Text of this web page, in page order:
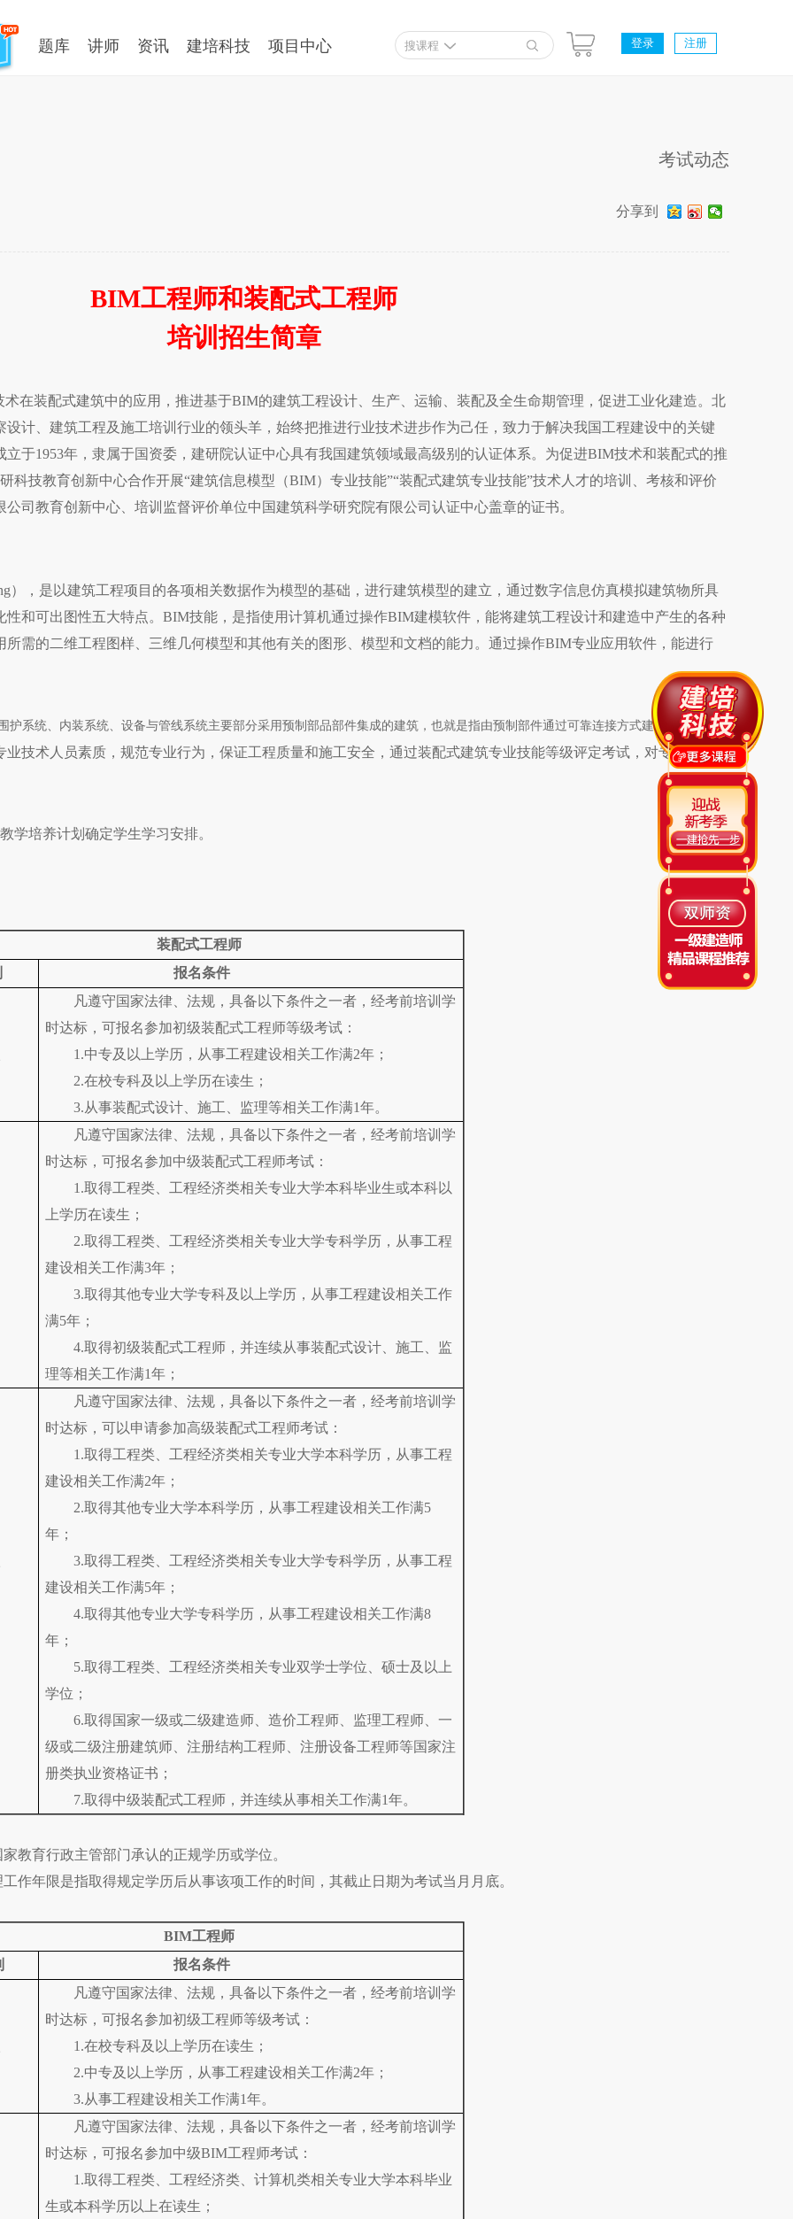
题库 讲师 资讯 建培科技 项目中心 搜课程 登录 注册
考试动态
分享到
BIM工程师和装配式工程师
培训招生简章
在装配式建筑中的应用，推进基于BIM的建筑工程设计、生产、运输、装配及全生命期管理，促进工业化建造。北
计、建筑工程及施工培训行业的领头羊，始终把推进行业技术进步作为己任，致力于解决我国工程建设中的关键
于1953年，隶属于国资委，建研院认证中心具有我国建筑领域最高级别的认证体系。为促进BIM技术和装配式的推
科技教育创新中心合作开展“建筑信息模型（BIM）专业技能”“装配式建筑专业技能”技术人才的培训、考核和评价
司教育创新中心、培训监督评价单位中国建筑科学研究院有限公司认证中心盖章的证书。
），是以建筑工程项目的各项相关数据作为模型的基础，进行建筑模型的建立，通过数字信息仿真模拟建筑物所具
和可出图性五大特点。BIM技能，是指使用计算机通过操作BIM建模软件，能将建筑工程设计和建造中产生的各种
需的二维工程图样、三维几何模型和其他有关的图形、模型和文档的能力。通过操作BIM专业应用软件，能进行
护系统、内装系统、设备与管线系统主要部分采用预制部品部件集成的建筑，也就是指由预制部件通过可靠连接方式建造的建筑。
技术人员素质，规范专业行为，保证工程质量和施工安全，通过装配式建筑专业技能等级评定考试，对专业技术人
学培养计划确定学生学习安排。
装配式工程师
报名条件
凡遵守国家法律、法规，具备以下条件之一者，经考前培训学
时达标，可报名参加初级装配式工程师等级考试：
1.中专及以上学历，从事工程建设相关工作满2年；
2.在校专科及以上学历在读生；
3.从事装配式设计、施工、监理等相关工作满1年。
凡遵守国家法律、法规，具备以下条件之一者，经考前培训学
时达标，可报名参加中级装配式工程师考试：
1.取得工程类、工程经济类相关专业大学本科毕业生或本科以
上学历在读生；
2.取得工程类、工程经济类相关专业大学专科学历，从事工程
建设相关工作满3年；
3.取得其他专业大学专科及以上学历，从事工程建设相关工作
满5年；
4.取得初级装配式工程师，并连续从事装配式设计、施工、监
理等相关工作满1年；
凡遵守国家法律、法规，具备以下条件之一者，经考前培训学
时达标，可以申请参加高级装配式工程师考试：
1.取得工程类、工程经济类相关专业大学本科学历，从事工程
建设相关工作满2年；
2.取得其他专业大学本科学历，从事工程建设相关工作满5
年；
3.取得工程类、工程经济类相关专业大学专科学历，从事工程
建设相关工作满5年；
4.取得其他专业大学专科学历，从事工程建设相关工作满8
年；
5.取得工程类、工程经济类相关专业双学士学位、硕士及以上
学位；
6.取得国家一级或二级建造师、造价工程师、监理工程师、一
级或二级注册建筑师、注册结构工程师、注册设备工程师等国家注
册类执业资格证书；
7.取得中级装配式工程师，并连续从事相关工作满1年。
教育行政主管部门承认的正规学历或学位。
作年限是指取得规定学历后从事该项工作的时间，其截止日期为考试当月月底。
BIM工程师
报名条件
凡遵守国家法律、法规，具备以下条件之一者，经考前培训学
时达标，可报名参加初级工程师等级考试：
1.在校专科及以上学历在读生；
2.中专及以上学历，从事工程建设相关工作满2年；
3.从事工程建设相关工作满1年。
凡遵守国家法律、法规，具备以下条件之一者，经考前培训学
时达标，可报名参加中级BIM工程师考试：
1.取得工程类、工程经济类、计算机类相关专业大学本科毕业
生或本科学历以上在读生；